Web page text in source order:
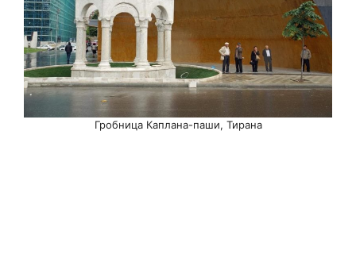
Гробница Каплана-паши, Тирана